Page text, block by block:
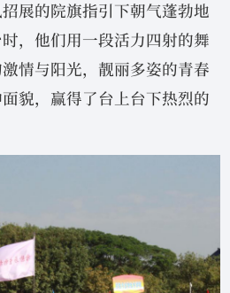
展的院旗指引下朝气蓬勃地
，他们用一段活力四射的舞
情与阳光，靓丽多姿的青春
貌，赢得了台上台下热烈的